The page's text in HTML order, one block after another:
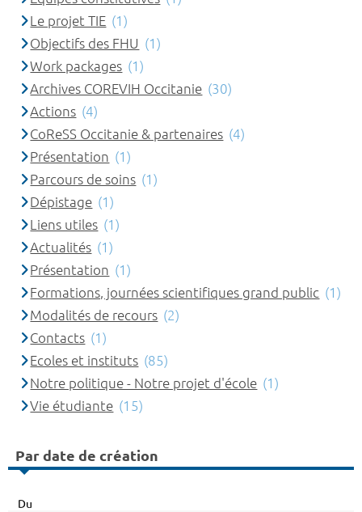
Le projet TIE (1)
Objectifs des FHU (1)
Work packages (1)
Archives COREVIH Occitanie (30)
Actions (4)
CoReSS Occitanie & partenaires (4)
Présentation (1)
Parcours de soins (1)
Dépistage (1)
Liens utiles (1)
Actualités (1)
Présentation (1)
Formations, journées scientifiques grand public (1)
Modalités de recours (2)
Contacts (1)
Ecoles et instituts (85)
Notre politique - Notre projet d'école (1)
Vie étudiante (15)
Par date de création
Du